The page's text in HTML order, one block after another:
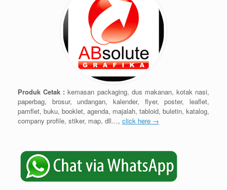
Produk Cetak : kemasan packaging, dus makanan, kotak nasi,
paperbag, brosur, undangan, kalender, flyer, poster, leaflet,
pamflet, buku, booklet, agenda, majalah, tabloid, buletin, katalog,
company profile, stiker, map, dll…, click here →